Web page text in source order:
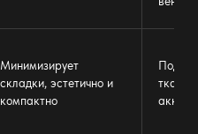
Минимизирует
складки, эстетично и
компактно